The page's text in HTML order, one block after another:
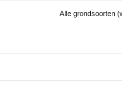
Alle grondsoorten